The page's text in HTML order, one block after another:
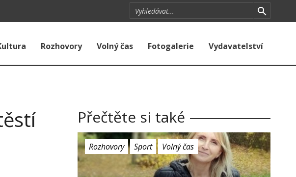
Rozhovory Volný čas Fotogalerie Vydavatelství
Přečtěte si také
Rozhovory Sport Volný čas